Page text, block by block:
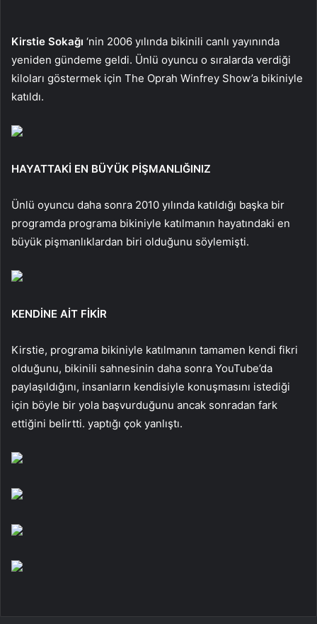
Kirstie Sokağı ‘nin 2006 yılında bikinili canlı yayınında
yeniden gündeme geldi. Ünlü oyuncu o sıralarda verdiği
kiloları göstermek için The Oprah Winfrey Show’a bikiniyle
katıldı.
HAYATTAKİ EN BÜYÜK PİŞMANLIĞINIZ
Ünlü oyuncu daha sonra 2010 yılında katıldığı başka bir
programda programa bikiniyle katılmanın hayatındaki en
büyük pişmanlıklardan biri olduğunu söylemişti.
KENDİNE AİT FİKİR
Kirstie, programa bikiniyle katılmanın tamamen kendi fikri
olduğunu, bikinili sahnesinin daha sonra YouTube’da
paylaşıldığını, insanların kendisiyle konuşmasını istediği
için böyle bir yola başvurduğunu ancak sonradan fark
ettiğini belirtti. yaptığı çok yanlıştı.